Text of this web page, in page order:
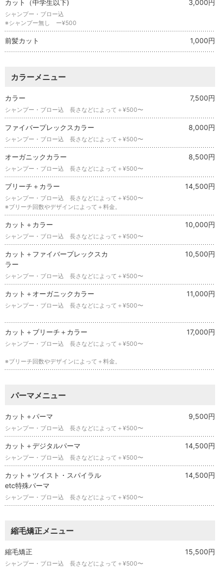
カット（中学生以下) 3,000円
シャンプー・ブロー込
※シャンプー無し ー¥500
前髪カット 1,000円
カラーメニュー
カラー 7,500円
シャンプー・ブロー込 長さなどによって＋¥500〜
ファイバープレックスカラー 8,000円
シャンプー・ブロー込 長さなどによって＋¥500〜
オーガニックカラー 8,500円
シャンプー・ブロー込 長さなどによって＋¥500〜
ブリーチ＋カラー 14,500円
シャンプー・ブロー込 長さなどによって＋¥500〜
※ブリーチ回数やデザインによって＋料金。
カット＋カラー 10,000円
シャンプー・ブロー込 長さなどによって＋¥500〜
カット＋ファイバープレックスカ
ラー
10,500円
シャンプー・ブロー込 長さなどによって＋¥500〜
カット＋オーガニックカラー 11,000円
シャンプー・ブロー込 長さなどによって＋¥500〜
カット＋ブリーチ＋カラー 17,000円
シャンプー・ブロー込 長さなどによって＋¥500〜
※ブリーチ回数やデザインによって＋料金。
パーマメニュー
カット＋パーマ 9,500円
シャンプー・ブロー込 長さなどによって＋¥500〜
カット＋デジタルパーマ 14,500円
シャンプー・ブロー込 長さなどによって＋¥500〜
カット＋ツイスト・スパイラル
etc特殊パーマ
14,500円
シャンプー・ブロー込 長さなどによって＋¥500〜
縮毛矯正メニュー
縮毛矯正 15,500円
シャンプー・ブロー込 長さなどによって＋¥500〜